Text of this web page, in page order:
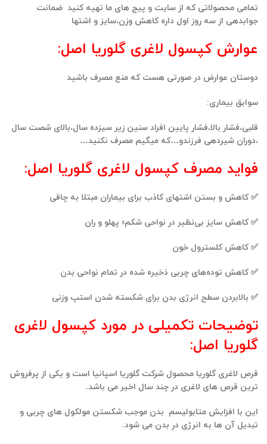
تمامی محصولاتی که از سایت و پیج های ما تهیه کنید ضمانت
جوابدهی از سه روز اول داره کاهش وزن،سایز و اشتها
عوارش کپسول لاغری گلوریا اصل:
دوستان عوارض در صورتی هست که منع مصرف باشید
سوابق بیماری:
قلبی،فشار بالا،فشار پایین افراد سنین زیر سیزده سال،بالای شصت سال
،دوران شیردهی فرزندو…که میگیم مصرف نکنید…
فواید مصرف کپسول لاغری گلوریا اصل:
✅ کاهش و بستن اشتهای کاذب برای بیماران مبتلا به چاقی
✅ کاهش سایز بی‌نظیر در نواحی شکم» پهلو و ران
✅ کاهش کلسترول خون
✅ کاهش توده‌های چربی ذخیره شده در تمام نواحی بدن
✅ بالابردن سطح انرژی بدن برای شکسته شدن استپ وزنی
توضیحات تکمیلی در مورد کپسول لاغری
گلوریا اصل:
قرص لاغری گلوریا محصول شرکت گلوریا اسپانیا است و یکی از پرفروش
ترین قرص های لاغری در چند سال اخیر می باشد.
این با افزایش متابولیسم بدن موجب شکستن مولکول های چربی و
تبدیل آن ها به انرژی در بدن می شود.